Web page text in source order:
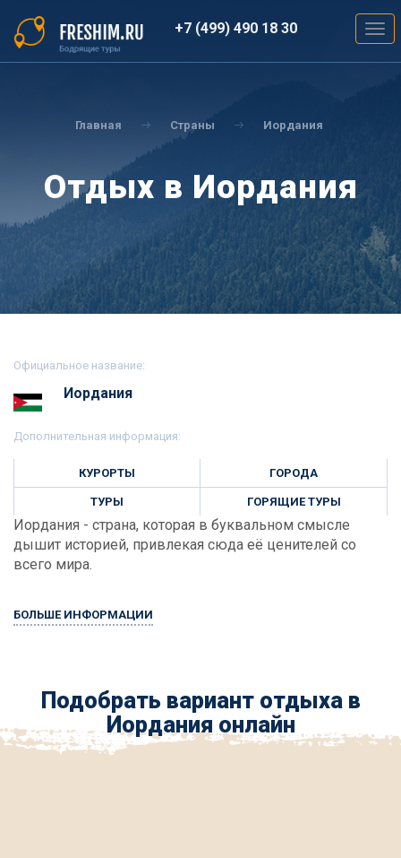
основному
содержанию
+7 (499) 490 18 30
Главная Страны Иордания
Отдых в Иордания
Официальное название:
Иордания
Дополнительная информация:
КУРОРТЫ ГОРОДА
ТУРЫ ГОРЯЩИЕ ТУРЫ
Иордания - страна, которая в буквальном смысле
дышит историей, привлекая сюда её ценителей со
всего мира.
БОЛЬШЕ ИНФОРМАЦИИ
Подобрать вариант отдыха в
Иордания онлайн